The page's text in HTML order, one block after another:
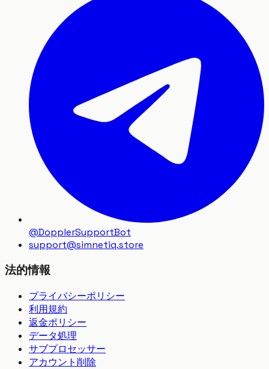
@DopplerSupportBot
support@simnetiq.store
法的情報
プライバシーポリシー
利用規約
返金ポリシー
データ処理
サブプロセッサー
アカウント削除